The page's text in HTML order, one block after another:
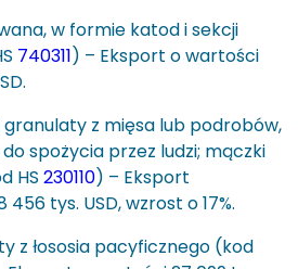
w formie katod i sekcji
740311) – Eksport o wartości
i granulaty z mięsa lub podrobów,
spożycia przez ludzi; mączki
HS 230110) – Eksport
tys. USD, wzrost o 17%.
z łososia pacyficznego (kod